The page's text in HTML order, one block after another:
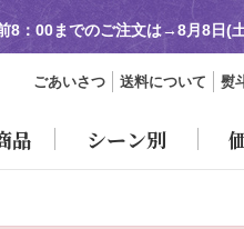
8：00までのご注文は→8月8日(
ごあいさつ 送料について 熨
品 シーン別